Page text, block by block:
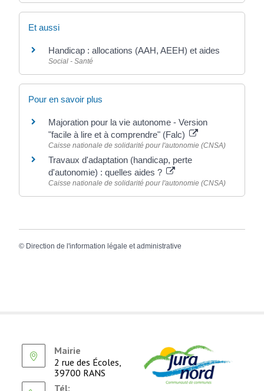
Et aussi
Handicap : allocations (AAH, AEEH) et aides
Social - Santé
Pour en savoir plus
Majoration pour la vie autonome - Version
"facile à lire et à comprendre" (Falc)
Caisse nationale de solidarité pour l'autonomie (CNSA)
Travaux d'adaptation (handicap, perte
d'autonomie) : quelles aides ?
Caisse nationale de solidarité pour l'autonomie (CNSA)
© Direction de l'information légale et administrative
Mairie
2 rue des Écoles,
39700 RANS
Tél: